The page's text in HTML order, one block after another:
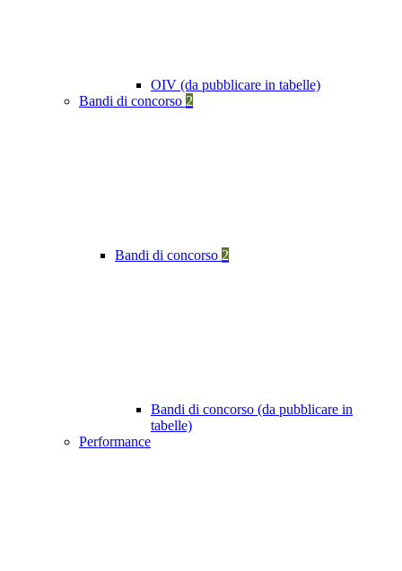
OIV (da pubblicare in tabelle)
Bandi di concorso 2
Bandi di concorso 2
Bandi di concorso (da pubblicare in
tabelle)
Performance